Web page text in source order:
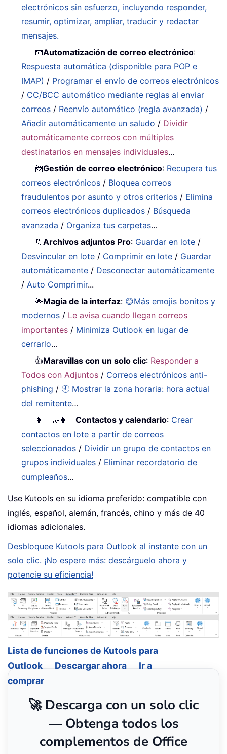
electrónicos sin esfuerzo, incluyendo responder,
resumir, optimizar, ampliar, traducir y redactar
mensajes.
📧Automatización de correo electrónico:
Respuesta automática (disponible para POP e
IMAP) / Programar el envío de correos electrónicos
/ CC/BCC automático mediante reglas al enviar
correos / Reenvío automático (regla avanzada) /
Añadir automáticamente un saludo / Dividir
automáticamente correos con múltiples
destinatarios en mensajes individuales...
📨Gestión de correo electrónico: Recupera tus
correos electrónicos / Bloquea correos
fraudulentos por asunto y otros criterios / Elimina
correos electrónicos duplicados / Búsqueda
avanzada / Organiza tus carpetas…
📁Archivos adjuntos Pro: Guardar en lote /
Desvincular en lote / Comprimir en lote / Guardar
automáticamente / Desconectar automáticamente
/ Auto Comprimir...
🌟Magia de la interfaz: 😊Más emojis bonitos y
modernos / Le avisa cuando llegan correos
importantes / Minimiza Outlook en lugar de
cerrarlo…
👍Maravillas con un solo clic: Responder a
Todos con Adjuntos / Correos electrónicos anti-
phishing / 🕘 Mostrar la zona horaria: hora actual
del remitente…
👩🏼‍🤝‍👩🏻Contactos y calendario: Crear
contactos en lote a partir de correos
seleccionados / Dividir un grupo de contactos en
grupos individuales / Eliminar recordatorio de
cumpleaños...
Use Kutools en su idioma preferido: compatible con
inglés, español, alemán, francés, chino y más de 40
idiomas adicionales.
Desbloquee Kutools para Outlook al instante con un
solo clic. ¡No espere más: descárguelo ahora y
potencie su eficiencia!
Lista de funciones de Kutools para
Outlook
Descargar ahora
Ir a
comprar
🚀 Descarga con un solo clic
— Obtenga todos los
complementos de Office